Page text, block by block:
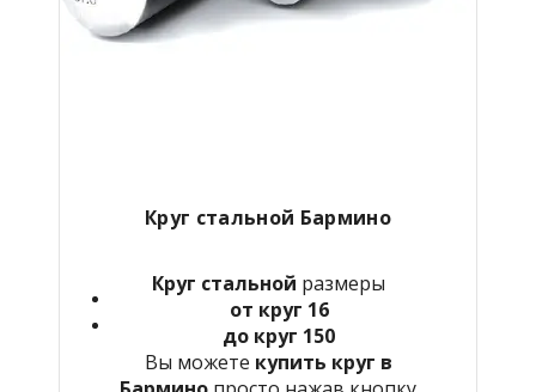
Круг стальной Бармино
Круг стальной размеры
от круг 16
до круг 150
Вы можете купить круг в